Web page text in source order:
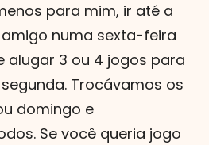
para mim, ir até a
numa sexta-feira
alugar 3 ou 4 jogos para
Trocávamos os
domingo e
Se você queria jogo